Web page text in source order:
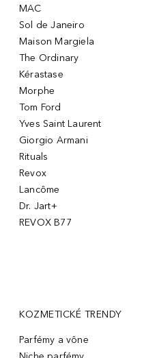
MAC
Sol de Janeiro
Maison Margiela
The Ordinary
Kérastase
Morphe
Tom Ford
Yves Saint Laurent
Giorgio Armani
Rituals
Revox
Lancôme
Dr. Jart+
REVOX B77
KOZMETICKÉ TRENDY
Parfémy a vône